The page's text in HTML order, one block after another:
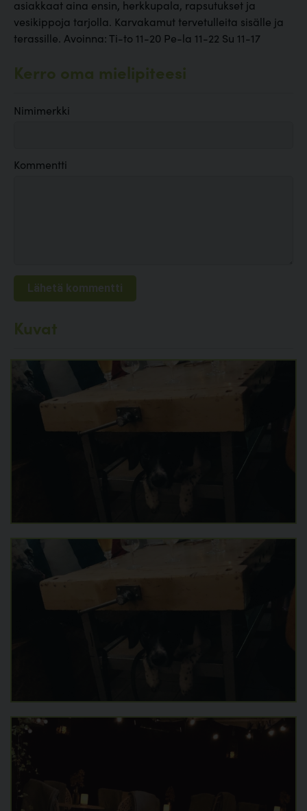
asiakkaat aina ensin, herkkupala, rapsutukset ja
vesikippoja tarjolla. Karvakamut tervetulleita sisälle ja
terassille. Avoinna: Ti-to 11-20 Pe-la 11-22 Su 11-17
Kerro oma mielipiteesi
Nimimerkki
Kommentti
Kuvat